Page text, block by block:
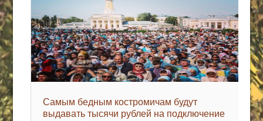
НОВОСТИ СЕГОДНЯ
Самым бедным костромичам будут
выдавать тысячи рублей на подключение